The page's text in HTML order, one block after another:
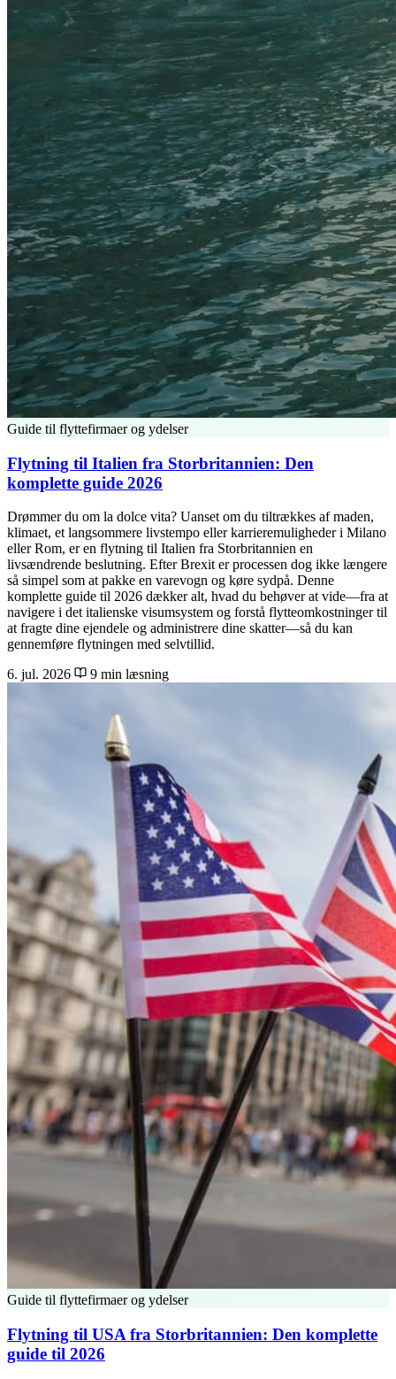
Guide til flyttefirmaer og ydelser
Flytning til Italien fra Storbritannien: Den
komplette guide 2026
Drømmer du om la dolce vita? Uanset om du tiltrækkes af maden,
klimaet, et langsommere livstempo eller karrieremuligheder i Milano
eller Rom, er en flytning til Italien fra Storbritannien en
livsændrende beslutning. Efter Brexit er processen dog ikke længere
så simpel som at pakke en varevogn og køre sydpå. Denne
komplette guide til 2026 dækker alt, hvad du behøver at vide—fra at
navigere i det italienske visumsystem og forstå flytteomkostninger til
at fragte dine ejendele og administrere dine skatter—så du kan
gennemføre flytningen med selvtillid.
6. jul. 2026
9 min læsning
Guide til flyttefirmaer og ydelser
Flytning til USA fra Storbritannien: Den komplette
guide til 2026